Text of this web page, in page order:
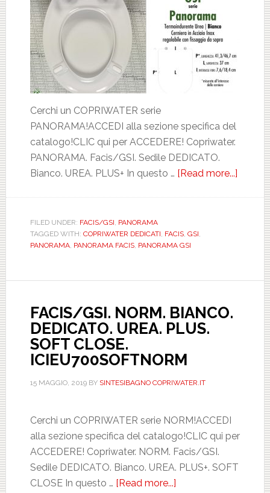
Cerchi un COPRIWATER serie
PANORAMA!ACCEDI alla sezione specifica del
catalogo!CLIC qui per ACCEDERE! Copriwater.
PANORAMA. Facis/GSI. Sedile DEDICATO.
Bianco. UREA. PLUS+ In questo … [Read more...]
UREA.
FILED UNDER: FACIS/GSI, PANORAMA
TAGGED WITH: COPRIWATER DEDICATI, FACIS, GSI,
PANORAMA, PANORAMA FACIS, PANORAMA GSI
FACIS/GSI. NORM. BIANCO.
DEDICATO. UREA. PLUS.
SOFT CLOSE.
ICIEU700SOFTNORM
15 MAGGIO, 2019BY SINTESIBAGNO COPRIWATER.IT
Cerchi un COPRIWATER serie NORM!ACCEDI
alla sezione specifica del catalogo!CLIC qui per
ACCEDERE! Copriwater. NORM. Facis/GSI.
Sedile DEDICATO. Bianco. UREA. PLUS+. SOFT
CLOSE In questo … [Read more...]